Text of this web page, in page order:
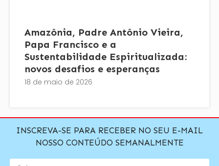
Amazônia, Padre Antônio Vieira,
Papa Francisco e a
Sustentabilidade Espiritualizada:
novos desafios e esperanças
18 de maio de 2026
INSCREVA-SE PARA RECEBER NO SEU E-MAIL
NOSSO CONTEÚDO SEMANALMENTE